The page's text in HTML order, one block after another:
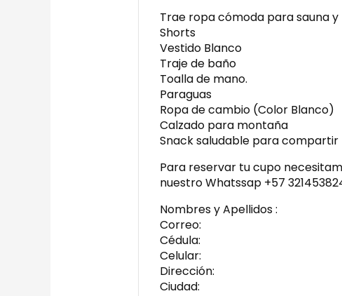
Trae ropa cómoda para sauna
Shorts
Vestido Blanco
Traje de baño
Toalla de mano.
Paraguas
Ropa de cambio (Color Blanco)
Calzado para montaña
Snack saludable para compartir
Para reservar tu cupo
nuestro Whatssap +57
Nombres y Apellidos :
Correo:
Cédula:
Celular:
Dirección:
Ciudad: